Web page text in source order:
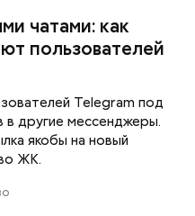
чатами: как
пользователей
Telegram под
в другие мессенджеры.
якобы на новый
ЖК.